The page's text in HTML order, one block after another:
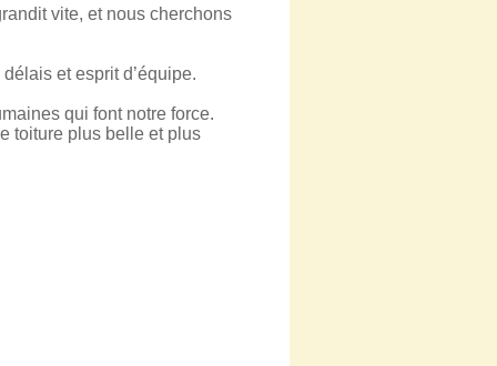
vite, et nous cherchons
et esprit d’équipe.
qui font notre force.
toiture plus belle et plus